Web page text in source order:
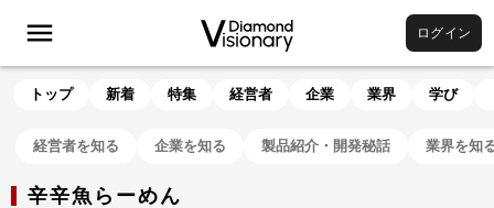
ログイン
トップ 新着 特集 経営者 企業 業界 学び
経営者を知る 企業を知る 製品紹介・開発秘話 業界を知
辛辛魚らーめん